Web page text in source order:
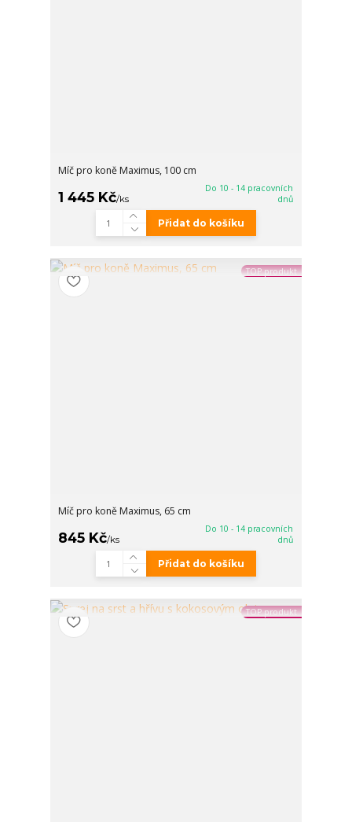
Míč pro koně Maximus, 100 cm
1 445 Kč/ks
Do 10 - 14 pracovních
dnů
Přidat do košíku
TOP produkt
Míč pro koně Maximus, 65 cm
845 Kč/ks
Do 10 - 14 pracovních
dnů
Přidat do košíku
TOP produkt